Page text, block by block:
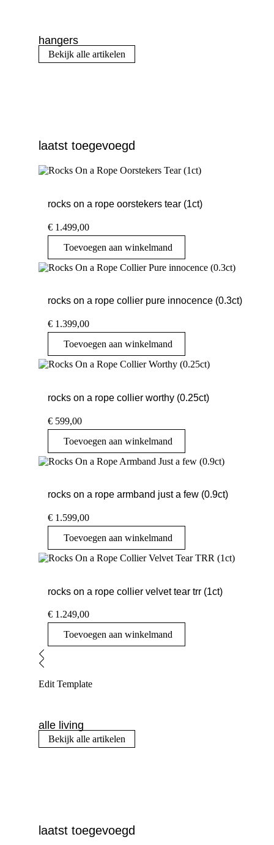
hangers
Bekijk alle artikelen
laatst toegevoegd
rocks on a rope oorstekers tear (1ct)
€ 1.499,00
Toevoegen aan winkelmand
rocks on a rope collier pure innocence (0.3ct)
€ 1.399,00
Toevoegen aan winkelmand
rocks on a rope collier worthy (0.25ct)
€ 599,00
Toevoegen aan winkelmand
rocks on a rope armband just a few (0.9ct)
€ 1.599,00
Toevoegen aan winkelmand
rocks on a rope collier velvet tear trr (1ct)
€ 1.249,00
Toevoegen aan winkelmand
Edit Template
alle living
Bekijk alle artikelen
laatst toegevoegd